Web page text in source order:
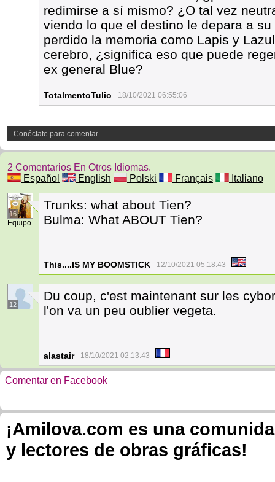
redimirse a sí mismo? ¿O tal vez
viendo lo que el destino le depara a
perdido la memoria como Lapis y
cerebro, ¿significa eso que puede
ex general Blue?
TotalmentoTulio 18/10/2021 06:55:06
Conéctate para comentar
2 Comentarios En Otros Idiomas.
Español
English Polski Français Italiano
16
Equipo
Trunks: what about Tien?
Bulma: What ABOUT Tien?
This....IS MY BOOMSTICK 12/10/2021 05:18:43
12
Du coup, c'est maintenant sur les
l'on va un peu oublier vegeta.
alastair 18/10/2021 02:13:43
Comentar en Facebook
¡Amilova.com es una
y lectores de obras gráficas!